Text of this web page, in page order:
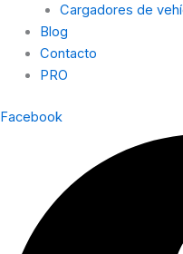
Cargadores de
Blog
Contacto
PRO
Facebook